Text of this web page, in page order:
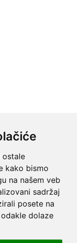
kako bismo
na našem veb
sadržaj
posete na
dolaze
regiona i sveta.